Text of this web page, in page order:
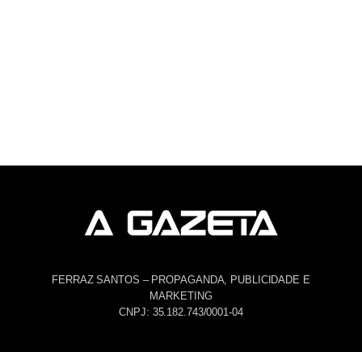
FERRAZ SANTOS – PROPAGANDA, PUBLICIDADE E
MARKETING
CNPJ: 35.182.743/0001-04